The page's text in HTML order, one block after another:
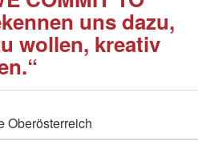
uns dazu,
wollen, kreativ
Oberösterreich